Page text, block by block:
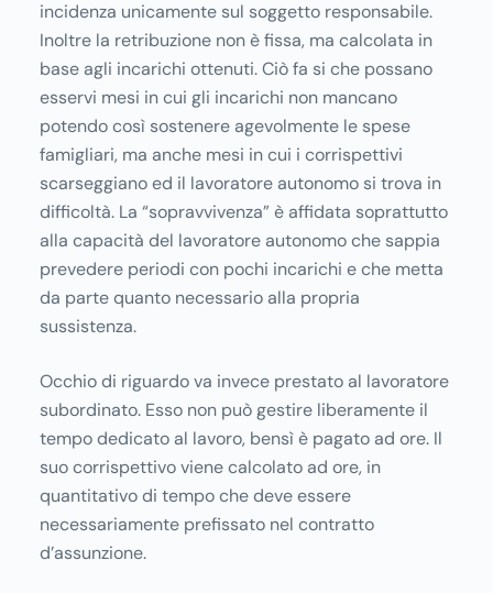
incidenza unicamente sul soggetto responsabile.
Inoltre la retribuzione non è fissa, ma calcolata in
base agli incarichi ottenuti. Ciò fa si che possano
esservi mesi in cui gli incarichi non mancano
potendo così sostenere agevolmente le spese
famigliari, ma anche mesi in cui i corrispettivi
scarseggiano ed il lavoratore autonomo si trova in
difficoltà. La “sopravvivenza” è affidata soprattutto
alla capacità del lavoratore autonomo che sappia
prevedere periodi con pochi incarichi e che metta
da parte quanto necessario alla propria
sussistenza.
Occhio di riguardo va invece prestato al lavoratore
subordinato. Esso non può gestire liberamente il
tempo dedicato al lavoro, bensì è pagato ad ore. Il
suo corrispettivo viene calcolato ad ore, in
quantitativo di tempo che deve essere
necessariamente prefissato nel contratto
d’assunzione.